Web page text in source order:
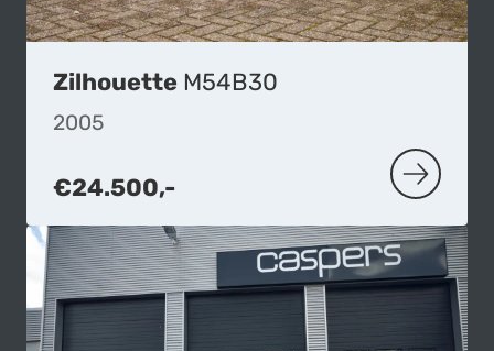
Zilhouette M54B30
2005
€24.500,- MEER